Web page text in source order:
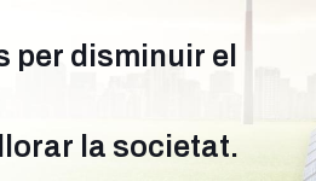
per disminuir el
la societat.